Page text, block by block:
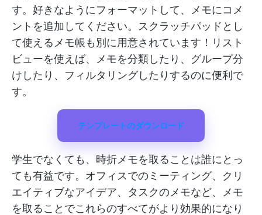
す。好きなようにフォーマットして、メモにコメ
ントを追加してください。スクラッチパッドとし
て使えるメモ帳も別に用意されています！リスト
ビューを使えば、メモを分類したり、グループ分
けしたり、フィルタリングしたりするのに便利で
す。
テンプレートのダウンロード
学生でなくても、時折メモを取ることは誰にとっ
ても有益です。オフィスでのミーティング、クリ
エイティブなアイデア、タスクのメモなど、メモ
を取ることでこれらのすべてがより効果的になり